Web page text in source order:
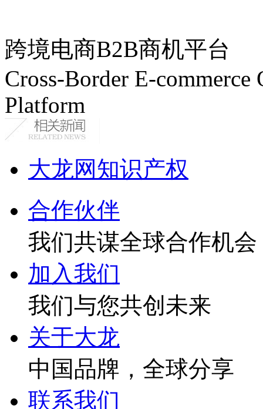
跨境电商B2B商机平台
Cross-Border E-
Platform
大龙网知识产权
合作伙伴
我们共谋全球合作机会
加入我们
我们与您共创未来
关于大龙
中国品牌，全球分享
联系我们